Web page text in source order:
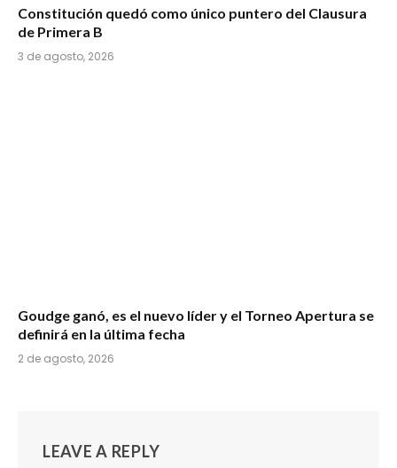
Constitución quedó como único puntero del Clausura
de Primera B
3 de agosto, 2026
Goudge ganó, es el nuevo líder y el Torneo Apertura se
definirá en la última fecha
2 de agosto, 2026
LEAVE A REPLY